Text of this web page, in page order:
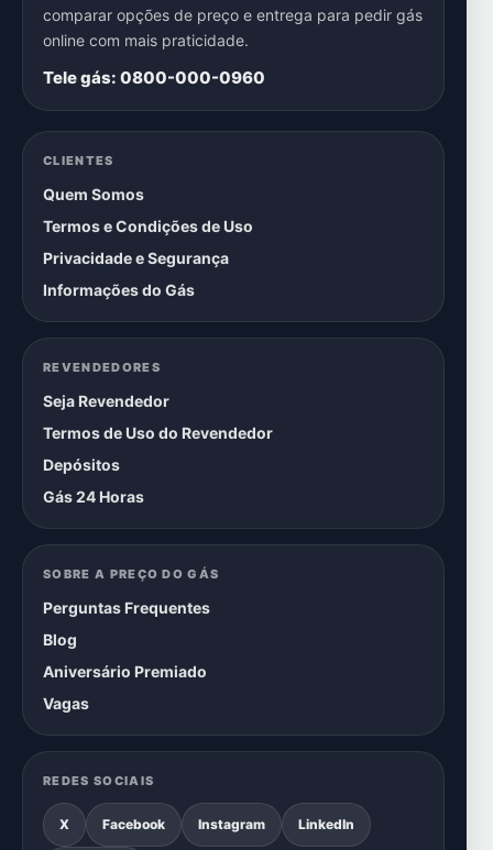
comparar opções de preço e entrega para pedir gás
online com mais praticidade.
Tele gás: 0800-000-0960
CLIENTES
Quem Somos
Termos e Condições de Uso
Privacidade e Segurança
Informações do Gás
REVENDEDORES
Seja Revendedor
Termos de Uso do Revendedor
Depósitos
Gás 24 Horas
SOBRE A PREÇO DO GÁS
Perguntas Frequentes
Blog
Aniversário Premiado
Vagas
REDES SOCIAIS
X Facebook Instagram LinkedIn